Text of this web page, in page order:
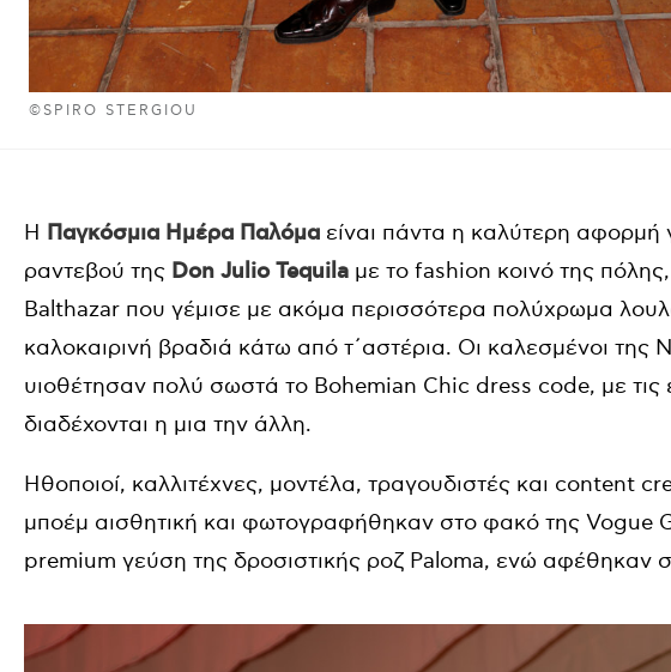
©SPIRO STERGIOU
Η Παγκόσμια Ημέρα Παλόμα είναι πάντα η καλύτερη αφορμή
ραντεβού της Don Julio Tequila με το fashion κοινό της
Balthazar που γέμισε με ακόμα περισσότερα πολύχρωμα
καλοκαιρινή βραδιά κάτω από τ΄αστέρια. Οι καλεσμένοι της
υιοθέτησαν πολύ σωστά το Bohemian Chic dress code, με τις
διαδέχονται η μια την άλλη.
Ηθοποιοί, καλλιτέχνες, μοντέλα, τραγουδιστές και content
μποέμ αισθητική και φωτογραφήθηκαν στο φακό της Vogue
premium γεύση της δροσιστικής ροζ Paloma, ενώ αφέθηκαν